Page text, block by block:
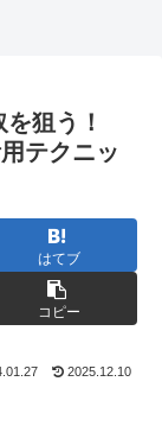
狙う！
テクニッ
はてブ
コピー
2025.12.10